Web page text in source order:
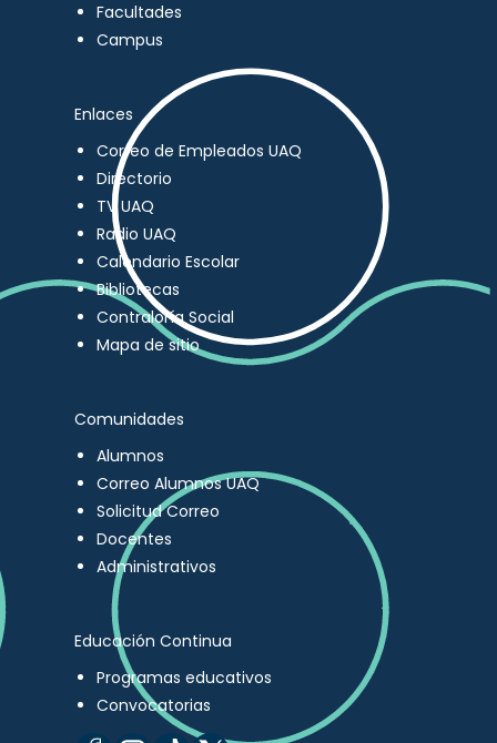
Facultades
Campus
Enlaces
Correo de Empleados UAQ
Directorio
TV UAQ
Radio UAQ
Calendario Escolar
Bibliotecas
Contraloría Social
Mapa de sitio
Comunidades
Alumnos
Correo Alumnos UAQ
Solicitud Correo
Docentes
Administrativos
Educación Continua
Programas educativos
Convocatorias